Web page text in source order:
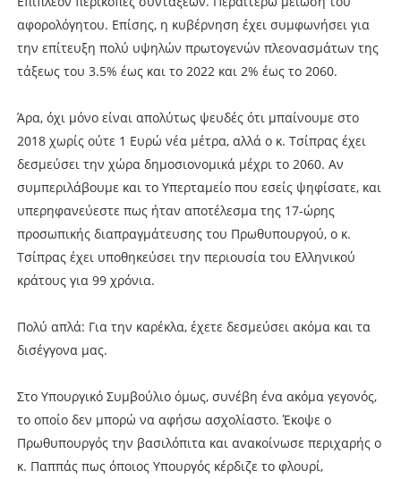
αφορολόγητου. Επίσης, η κυβέρνηση έχει συμφωνήσει για
την επίτευξη πολύ υψηλών πρωτογενών πλεονασμάτων της
τάξεως του 3.5% έως και το 2022 και 2% έως το 2060.
Άρα, όχι μόνο είναι απολύτως ψευδές ότι μπαίνουμε στο
2018 χωρίς ούτε 1 Ευρώ νέα μέτρα, αλλά ο κ. Τσίπρας έχει
δεσμεύσει την χώρα δημοσιονομικά μέχρι το 2060. Αν
συμπεριλάβουμε και το Υπερταμείο που εσείς ψηφίσατε, και
υπερηφανεύεστε πως ήταν αποτέλεσμα της 17-ώρης
προσωπικής διαπραγμάτευσης του Πρωθυπουργού, ο κ.
Τσίπρας έχει υποθηκεύσει την περιουσία του Ελληνικού
κράτους για 99 χρόνια.
Πολύ απλά: Για την καρέκλα, έχετε δεσμεύσει ακόμα και τα
δισέγγονα μας.
Στο Υπουργικό Συμβούλιο όμως, συνέβη ένα ακόμα γεγονός,
το οποίο δεν μπορώ να αφήσω ασχολίαστο. Έκοψε ο
Πρωθυπουργός την βασιλόπιτα και ανακοίνωσε περιχαρής ο
κ. Παππάς πως όποιος Υπουργός κέρδιζε το φλουρί,